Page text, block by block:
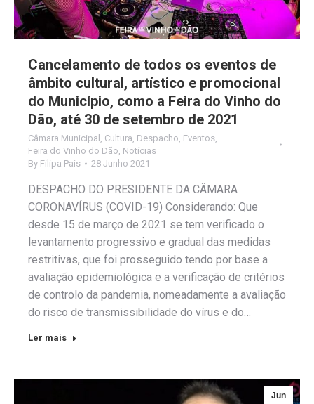
Cancelamento de todos os eventos de
âmbito cultural, artístico e promocional
do Município, como a Feira do Vinho do
Dão, até 30 de setembro de 2021
Câmara Municipal , Cultura, Despacho, Eventos,
Feira do Vinho do Dão, Notícias
By Filipa Pais 28 Junho 2021
DESPACHO DO PRESIDENTE DA CÂMARA
CORONAVÍRUS (COVID-19) Considerando: Que
desde 15 de março de 2021 se tem verificado o
levantamento progressivo e gradual das medidas
restritivas, que foi prosseguido tendo por base a
avaliação epidemiológica e a verificação de critérios
de controlo da pandemia, nomeadamente a avaliação
do risco de transmissibilidade do vírus e do…
Ler mais
Jun